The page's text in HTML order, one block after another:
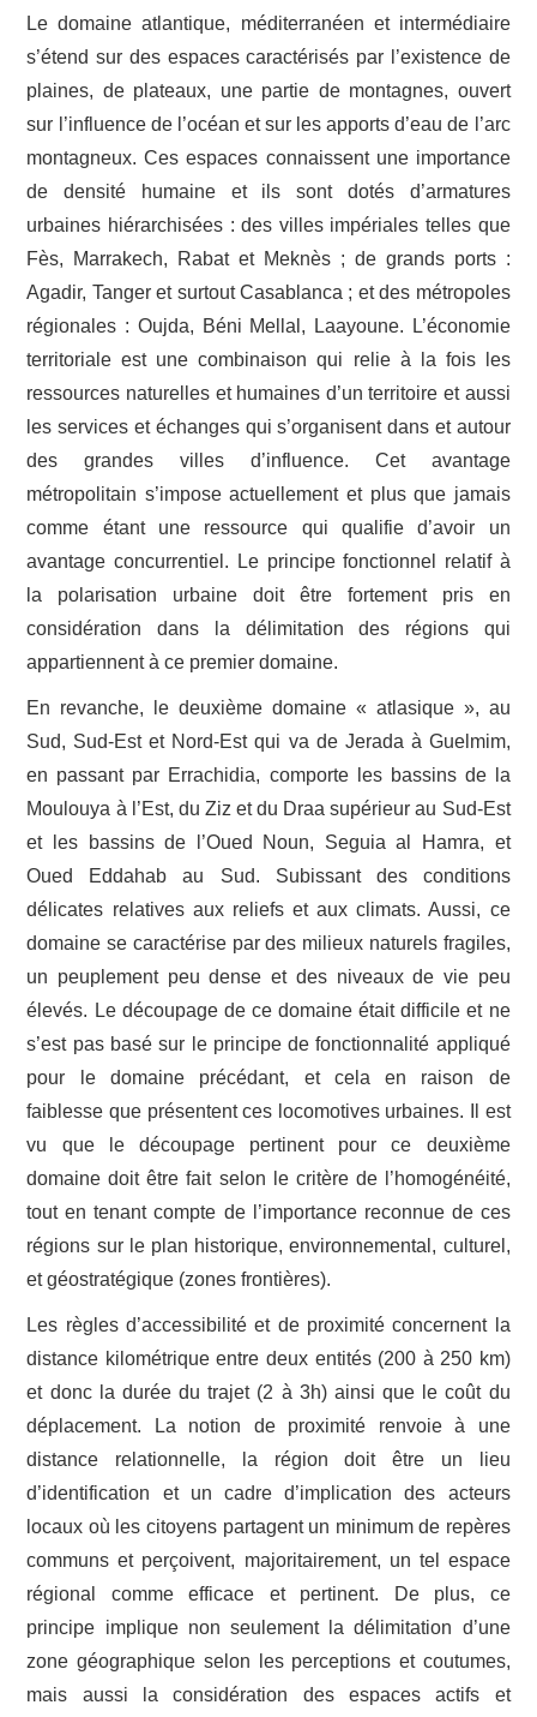
Le domaine atlantique, méditerranéen et intermédiaire
s’étend sur des espaces caractérisés par l’existence de
plaines, de plateaux, une partie de montagnes, ouvert
sur l’influence de l’océan et sur les apports d’eau de l’arc
montagneux. Ces espaces connaissent une importance
de densité humaine et ils sont dotés d’armatures
urbaines hiérarchisées : des villes impériales telles que
Fès, Marrakech, Rabat et Meknès ; de grands ports :
Agadir, Tanger et surtout Casablanca ; et des métropoles
régionales : Oujda, Béni Mellal, Laayoune. L’économie
territoriale est une combinaison qui relie à la fois les
ressources naturelles et humaines d’un territoire et aussi
les services et échanges qui s’organisent dans et autour
des grandes villes d’influence. Cet avantage
métropolitain s’impose actuellement et plus que jamais
comme étant une ressource qui qualifie d’avoir un
avantage concurrentiel. Le principe fonctionnel relatif à
la polarisation urbaine doit être fortement pris en
considération dans la délimitation des régions qui
appartiennent à ce premier domaine.
En revanche, le deuxième domaine « atlasique », au
Sud, Sud-Est et Nord-Est qui va de Jerada à Guelmim,
en passant par Errachidia, comporte les bassins de la
Moulouya à l’Est, du Ziz et du Draa supérieur au Sud-Est
et les bassins de l’Oued Noun, Seguia al Hamra, et
Oued Eddahab au Sud. Subissant des conditions
délicates relatives aux reliefs et aux climats. Aussi, ce
domaine se caractérise par des milieux naturels fragiles,
un peuplement peu dense et des niveaux de vie peu
élevés. Le découpage de ce domaine était difficile et ne
s’est pas basé sur le principe de fonctionnalité appliqué
pour le domaine précédant, et cela en raison de
faiblesse que présentent ces locomotives urbaines. Il est
vu que le découpage pertinent pour ce deuxième
domaine doit être fait selon le critère de l’homogénéité,
tout en tenant compte de l’importance reconnue de ces
régions sur le plan historique, environnemental, culturel,
et géostratégique (zones frontières).
Les règles d’accessibilité et de proximité concernent la
distance kilométrique entre deux entités (200 à 250 km)
et donc la durée du trajet (2 à 3h) ainsi que le coût du
déplacement. La notion de proximité renvoie à une
distance relationnelle, la région doit être un lieu
d’identification et un cadre d’implication des acteurs
locaux où les citoyens partagent un minimum de repères
communs et perçoivent, majoritairement, un tel espace
régional comme efficace et pertinent. De plus, ce
principe implique non seulement la délimitation d’une
zone géographique selon les perceptions et coutumes,
mais aussi la considération des espaces actifs et